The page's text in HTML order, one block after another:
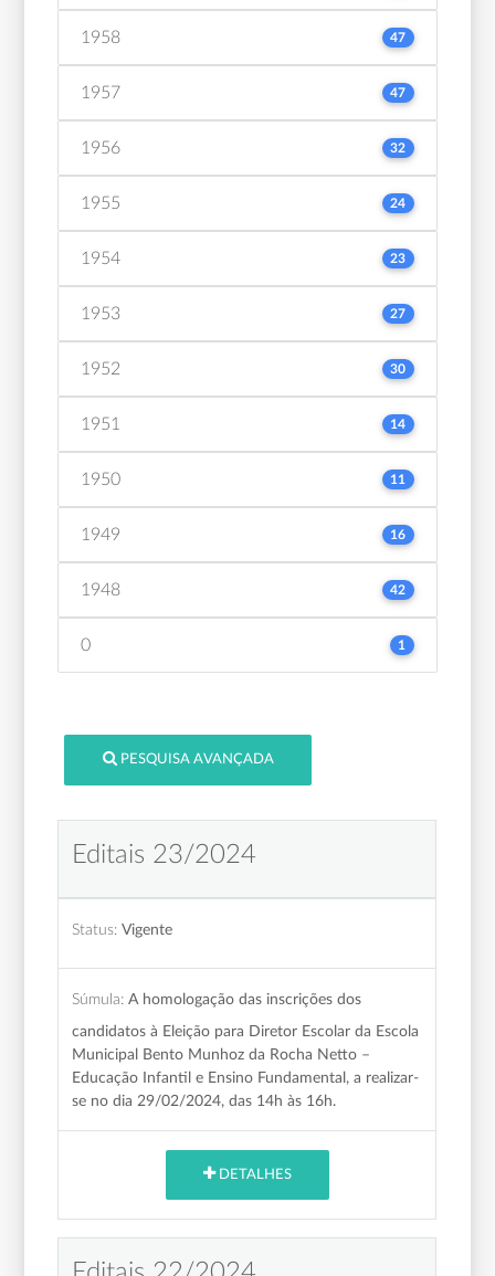
1958 47
1957 47
1956 32
1955 24
1954 23
1953 27
1952 30
1951 14
1950 11
1949 16
1948 42
0 1
PESQUISA AVANÇADA
Editais 23/2024
Status: Vigente
Súmula: A homologação das inscrições dos
candidatos à Eleição para Diretor Escolar da Escola
Municipal Bento Munhoz da Rocha Netto –
Educação Infantil e Ensino Fundamental, a realizar-
se no dia 29/02/2024, das 14h às 16h.
DETALHES